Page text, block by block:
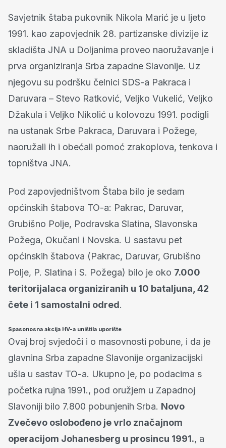
Savjetnik štaba pukovnik Nikola Marić je u ljeto
1991. kao zapovjednik 28. partizanske divizije iz
skladišta JNA u Doljanima proveo naoružavanje i
prva organiziranja Srba zapadne Slavonije. Uz
njegovu su podršku čelnici SDS-a Pakraca i
Daruvara – Stevo Ratković, Veljko Vukelić, Veljko
Džakula i Veljko Nikolić u kolovozu 1991. podigli
na ustanak Srbe Pakraca, Daruvara i Požege,
naoružali ih i obećali pomoć zrakoplova, tenkova i
topništva JNA.
Pod zapovjedništvom Štaba bilo je sedam
općinskih štabova TO-a: Pakrac, Daruvar,
Grubišno Polje, Podravska Slatina, Slavonska
Požega, Okučani i Novska. U sastavu pet
općinskih štabova (Pakrac, Daruvar, Grubišno
Polje, P. Slatina i S. Požega) bilo je oko 7.000
teritorijalaca organiziranih u 10 bataljuna, 42
čete i 1 samostalni odred.
Spasonosna akcija HV-a uništila uporište
Ovaj broj svjedoči i o masovnosti pobune, i da je
glavnina Srba zapadne Slavonije organizacijski
ušla u sastav TO-a. Ukupno je, po podacima s
početka rujna 1991., pod oružjem u Zapadnoj
Slavoniji bilo 7.800 pobunjenih Srba. Novo
Zvečevo oslobođeno je vrlo značajnom
operacijom Johanesberg u prosincu 1991., a